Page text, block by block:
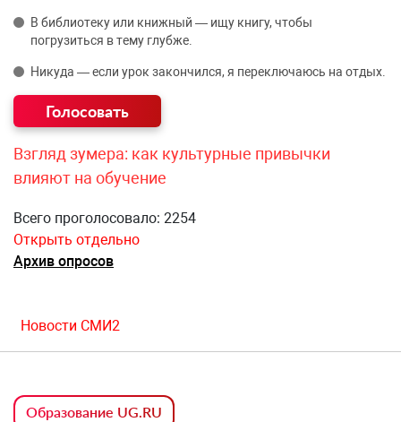
В библиотеку или книжный — ищу книгу, чтобы
погрузиться в тему глубже.
Никуда — если урок закончился, я переключаюсь на отдых.
Взгляд зумера: как культурные привычки
влияют на обучение
Всего проголосовало: 2254
Открыть отдельно
Архив опросов
Новости СМИ2
Образование UG.RU